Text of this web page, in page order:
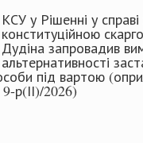
КСУ у Рішенні у справі
конституційною
Дудіна запровадив
альтернативності
під вартою
р(ІІ)/2026)